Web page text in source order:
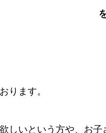
ります。
しいという方や、お子